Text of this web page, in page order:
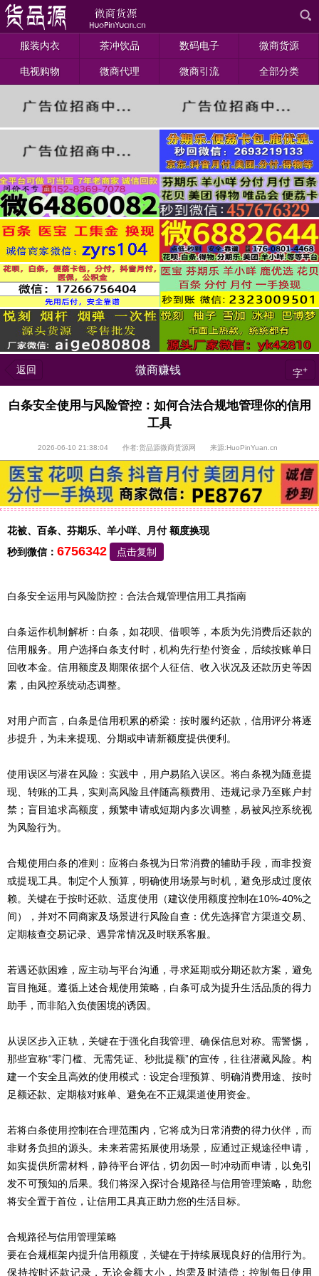
服装内衣 茶冲饮品 数码电子 微商货源
电视购物 微商代理 微商引流 全部分类
返回 微商赚钱 字+
白条安全使用与风险管控：如何合法合规地管理你的信用
工具
2026-06-10 21:38:04 作者:货品源微商货源网 来源:HuoPinYuan.cn
花被、百条、芬期乐、羊小咩、月付 额度换现
秒到微信： 6756342 点击复制
白条安全运用与风险防控：合法合规管理信用工具指南
白条运作机制解析：白条，如花呗、借呗等，本质为先消费后还款的
信用服务。用户选择白条支付时，机构先行垫付资金，后续按账单日
回收本金。信用额度及期限依据个人征信、收入状况及还款历史等因
素，由风控系统动态调整。
对用户而言，白条是信用积累的桥梁：按时履约还款，信用评分将逐
步提升，为未来提现、分期或申请新额度提供便利。
使用误区与潜在风险：实践中，用户易陷入误区。将白条视为随意提
现、转账的工具，实则高风险且伴随高额费用、违规记录乃至账户封
禁；盲目追求高额度，频繁申请或短期内多次调整，易被风控系统视
为风险行为。
合规使用白条的准则：应将白条视为日常消费的辅助手段，而非投资
或提现工具。制定个人预算，明确使用场景与时机，避免形成过度依
赖。关键在于按时还款、适度使用（建议使用额度控制在10%-40%之
间），并对不同商家及场景进行风险自查：优先选择官方渠道交易、
定期核查交易记录、遇异常情况及时联系客服。
若遇还款困难，应主动与平台沟通，寻求延期或分期还款方案，避免
盲目拖延。遵循上述合规使用策略，白条可成为提升生活品质的得力
助手，而非陷入负债困境的诱因。
从误区步入正轨，关键在于强化自我管理、确保信息对称。需警惕，
那些宣称“零门槛、无需凭证、秒批提额”的宣传，往往潜藏风险。构
建一个安全且高效的使用模式：设定合理预算、明确消费用途、按时
足额还款、定期核对账单、避免在不正规渠道使用资金。
若将白条使用控制在合理范围内，它将成为日常消费的得力伙伴，而
非财务负担的源头。未来若需拓展使用场景，应通过正规途径申请，
如实提供所需材料，静待平台评估，切勿因一时冲动而申请，以免引
发不可预知的后果。我们将深入探讨合规路径与信用管理策略，助您
将安全置于首位，让信用工具真正助力您的生活目标。
合规路径与信用管理策略
要在合规框架内提升信用额度，关键在于持续展现良好的信用行为。
保持按时还款记录，无论金额大小，均需及时清偿；控制每日使用